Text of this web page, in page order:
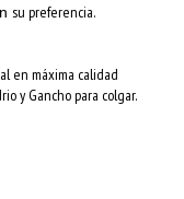
su preferencia.
en máxima calidad
y Gancho para colgar.